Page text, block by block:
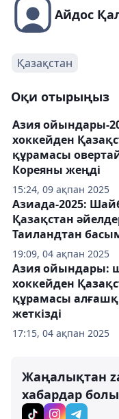
Айдос
Қазақстан
Оқи отырыңыз
15:24, 09 ақпан 2025
Азия ойындары-
хоккейден
құрамасы
Кореяны жеңді
19:09, 04 ақпан 2025
Азиада-2025:
Қазақстан
Таиландтан
17:15, 04 ақпан 2025
Азия ойындары:
хоккейден
құрамасы
жеткізді
Жаңалықтан
хабардар